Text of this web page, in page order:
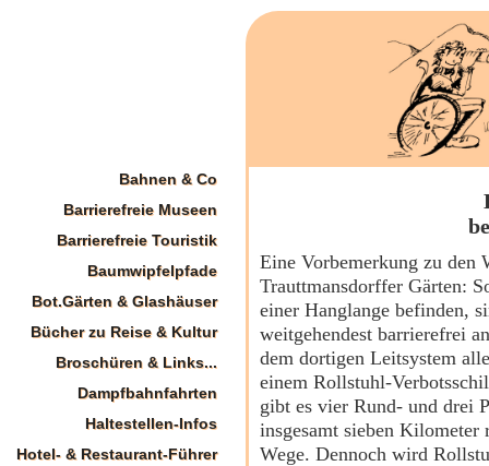
Bahnen & Co
Barrierefreie Museen
Barrierefreie Touristik
Baumwipfelpfade
Bot.Gärten & Glashäuser
Bücher zu Reise & Kultur
Broschüren & Links...
Dampfbahnfahrten
Haltestellen-Infos
Hotel- & Restaurant-Führer
Eine Vorbemerkung zu den
Trauttmansdorffer Gärten:
einer Hanglange befinden,
weitgehendest barrierefrei
dem dortigen Leitsystem
einem Rollstuhl-
gibt es vier Rund- und drei
insgesamt sieben
Wege. Dennoch wird